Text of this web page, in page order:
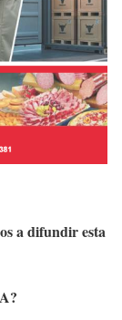
a difundir esta